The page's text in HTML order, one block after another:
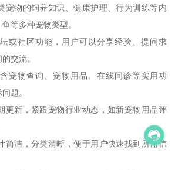
宠物的饲养知识、健康护理、行为训练等内
等多种宠物类型。
或社区功能，用户可以分享经验、提问求
交流。
宠物查询、宠物用品、在线问诊等实用功
题。
更新，紧跟宠物行业动态，如新宠物用品评
简洁，分类清晰，便于用户快速找到所需信